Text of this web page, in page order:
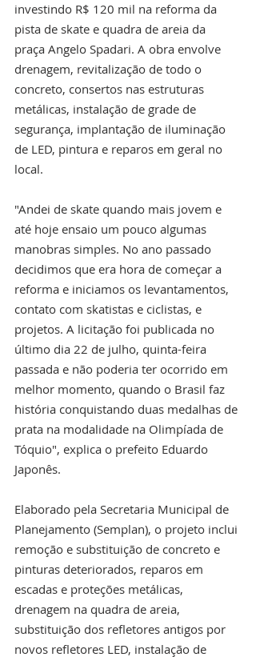
investindo R$ 120 mil na reforma da
pista de skate e quadra de areia da
praça Angelo Spadari. A obra envolve
drenagem, revitalização de todo o
concreto, consertos nas estruturas
metálicas, instalação de grade de
segurança, implantação de iluminação
de LED, pintura e reparos em geral no
local.
"Andei de skate quando mais jovem e
até hoje ensaio um pouco algumas
manobras simples. No ano passado
decidimos que era hora de começar a
reforma e iniciamos os levantamentos,
contato com skatistas e ciclistas, e
projetos. A licitação foi publicada no
último dia 22 de julho, quinta-feira
passada e não poderia ter ocorrido em
melhor momento, quando o Brasil faz
história conquistando duas medalhas de
prata na modalidade na Olimpíada de
Tóquio", explica o prefeito Eduardo
Japonês.
Elaborado pela Secretaria Municipal de
Planejamento (Semplan), o projeto inclui
remoção e substituição de concreto e
pinturas deteriorados, reparos em
escadas e proteções metálicas,
drenagem na quadra de areia,
substituição dos refletores antigos por
novos refletores LED, instalação de